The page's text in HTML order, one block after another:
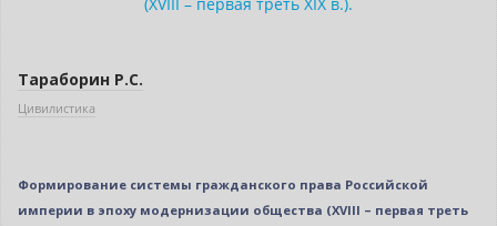
Тараборин Р.С.
Цивилистика
Формирование системы гражданского права Российской
империи в эпоху модернизации общества (XVIII – первая треть